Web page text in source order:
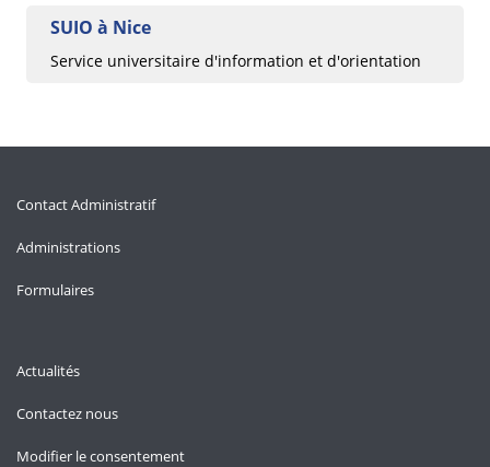
SUIO à Nice
Service universitaire d'information et d'orientation
Contact Administratif
Administrations
Formulaires
Actualités
Contactez nous
Modifier le consentement